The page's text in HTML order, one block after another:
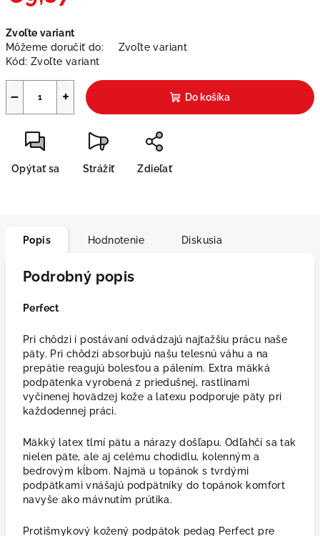
cena:
Zvoľte variant
Môžeme doručiť do:
Zvoľte variant
Kód: Zvoľte variant
+
− Do košíka
Opýtať sa Strážiť Zdieľať
Popis Hodnotenie Diskusia
Podrobný popis
Perfect
Pri chôdzi i postávaní odvádzajú najťažšiu prácu naše
päty. Pri chôdzi absorbujú našu telesnú váhu a na
prepätie reagujú bolesťou a pálením. Extra mäkká
podpätenka vyrobená z priedušnej, rastlinami
vyčinenej hovädzej kože a latexu podporuje päty pri
každodennej práci.
Mäkký latex tlmí pätu a nárazy došľapu. Odľahčí sa tak
nielen päte, ale aj celému chodidlu, kolenným a
bedrovým kĺbom. Najmä u topánok s tvrdými
podpätkami vnášajú podpätníky do topánok komfort
navyše ako mávnutím prútika.
Protišmykový kožený podpätok pedag Perfect pre